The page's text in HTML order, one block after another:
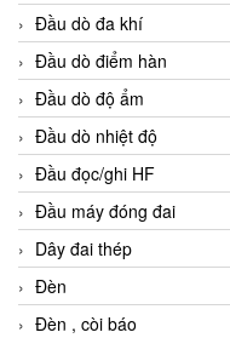
Đầu dò đa khí
Đầu dò điểm hàn
Đầu dò độ ẩm
Đầu dò nhiệt độ
Đầu đọc/ghi HF
Đầu máy đóng đai
Dây đai thép
Đèn
Đèn , còi báo